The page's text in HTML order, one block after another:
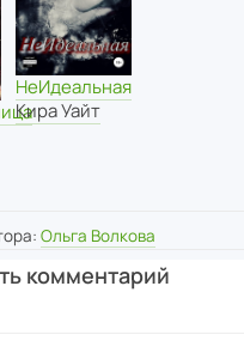
НеИдеальная
Кира Уайт
Ольга Волкова
комментарий